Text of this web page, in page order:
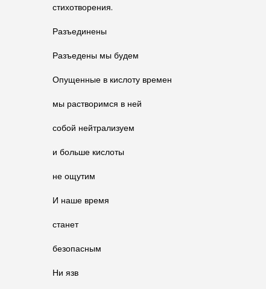
стихотворения.
Разъединены
Разъедены мы будем
Опущенные в кислоту времен
мы растворимся в ней
собой нейтрализуем
и больше кислоты
не ощутим
И наше время
станет
безопасным
Ни язв